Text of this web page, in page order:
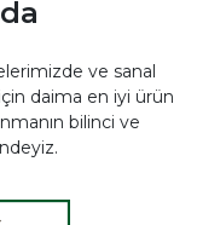
ve sanal
daima en iyi ürün
bilinci ve